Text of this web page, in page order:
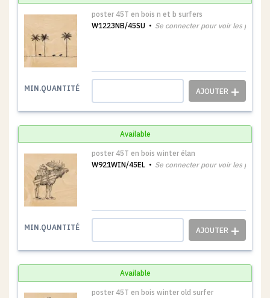
poster 45T en bois n et b surfers
W1223NB/45SU
Se connecter pour voir les prix
MIN.QUANTITÉ
Available
poster 45T en bois winter élan
W921WIN/45EL
Se connecter pour voir les prix
MIN.QUANTITÉ
Available
poster 45T en bois winter old surfer